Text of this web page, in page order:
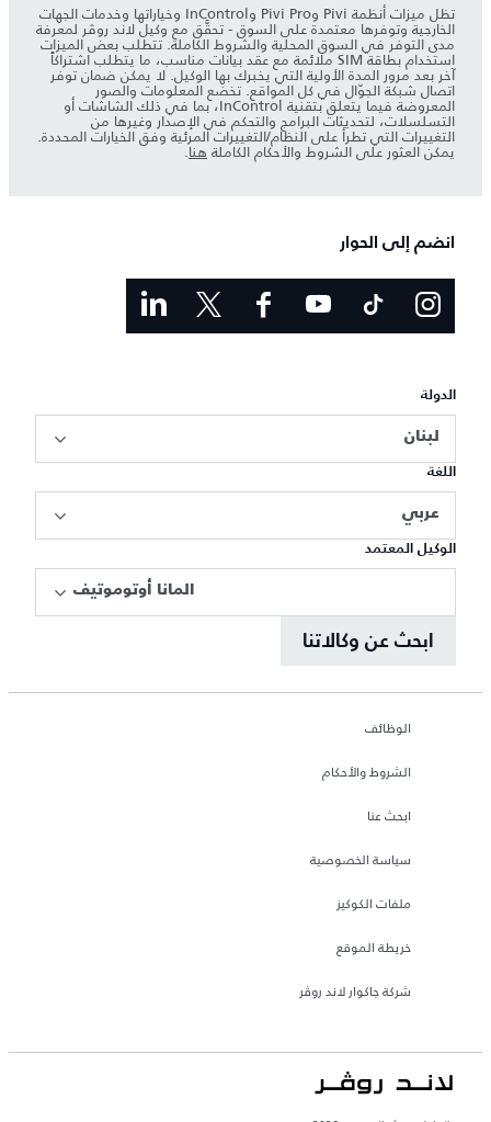
تظل ميزات أنظمة Pivi وPivi Pro وInControl وخياراتها وخدمات الجهات
الخارجية وتوفرها معتمدة على السوق - تحقَّق مع وكيل لاند روڤر لمعرفة
مدى التوفر في السوق المحلية والشروط الكاملة. تتطلب بعض الميزات
استخدام بطاقة SIM ملائمة مع عقد بيانات مناسب، ما يتطلب اشتراكاً
آخر بعد مرور المدة الأولية التي يخبرك بها الوكيل. لا يمكن ضمان توفر
اتصال شبكة الجوّال في كل المواقع. تخضع المعلومات والصور
المعروضة فيما يتعلق بتقنية InControl، بما في ذلك الشاشات أو
التسلسلات، لتحديثات البرامج والتحكم في الإصدار وغيرها من
التغييرات التي تطرأ على النظام/التغييرات المرئية وفق الخيارات المحددة.
يمكن العثور على الشروط والأحكام الكاملة هنا.
انضم إلى الحوار
الدولة
لبنان
اللغة
عربي
الوكيل المعتمد
المانا أوتوموتيف
ابحث عن وكالاتنا
الوظائف
الشروط والأحكام
ابحث عنا
سياسة الخصوصية
ملفات الكوكيز
خريطة الموقع
شركة جاكوار لاند روڤر